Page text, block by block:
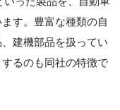
す。豊富な種類の自
建機部品を扱ってい
るのも同社の特徴で